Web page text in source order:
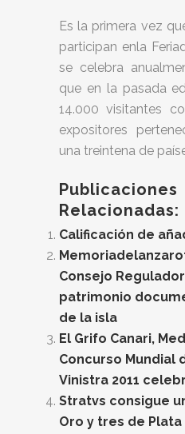
Es la primera vez
participan enla
se celebra
que en la pasada
14.000 visitantes
expositores
una treintena de
Publicaciones
Relacionadas:
Calificación de
Consejo
patrimonio
de la isla
El Grifo Canari,
Concurso Mundial
Vinistra 2011
Stratvs consigue
Oro y tres de Plata